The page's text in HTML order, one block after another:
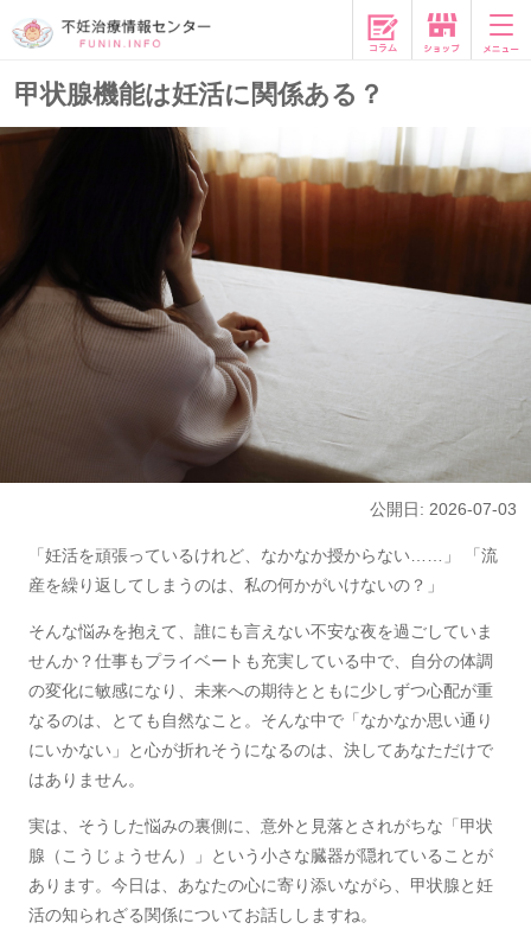
コラム
甲状腺機能は妊活に関係ある？
公開日: 2026-07-03
「妊活を頑張っているけれど、なかなか授からない……」 「流
産を繰り返してしまうのは、私の何かがいけないの？」
そんな悩みを抱えて、誰にも言えない不安な夜を過ごしていま
せんか？仕事もプライベートも充実している中で、自分の体調
の変化に敏感になり、未来への期待とともに少しずつ心配が重
なるのは、とても自然なこと。そんな中で「なかなか思い通り
にいかない」と心が折れそうになるのは、決してあなただけで
はありません。
実は、そうした悩みの裏側に、意外と見落とされがちな「甲状
腺（こうじょうせん）」という小さな臓器が隠れていることが
あります。今日は、あなたの心に寄り添いながら、甲状腺と妊
活の知られざる関係についてお話ししますね。